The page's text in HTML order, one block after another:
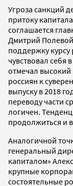
Угроза санкций
притоку
соглашается
Дмитрий
поддержку
чувствовал
отмечал высокий
россиян к
выпуску в 2018
переводу части
логичен.
продолжиться и
Аналогичной
генеральный
капиталом»
крупные
состоятельные